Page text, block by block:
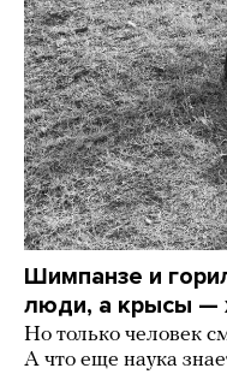
Шимпанзе и
люди, а крысы —
Но только человек
А что еще наука